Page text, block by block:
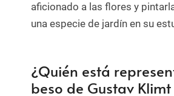
aficionado a las flores y
una especie de jardín en su
¿Quién está
beso de Gustav Klimt